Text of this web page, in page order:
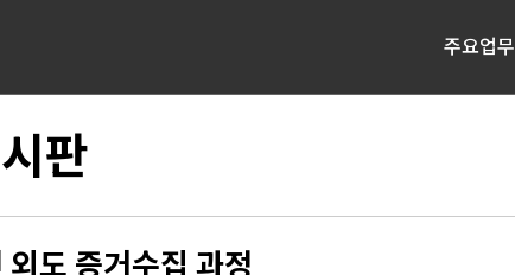
주요업무
판
도 증거수집 과정